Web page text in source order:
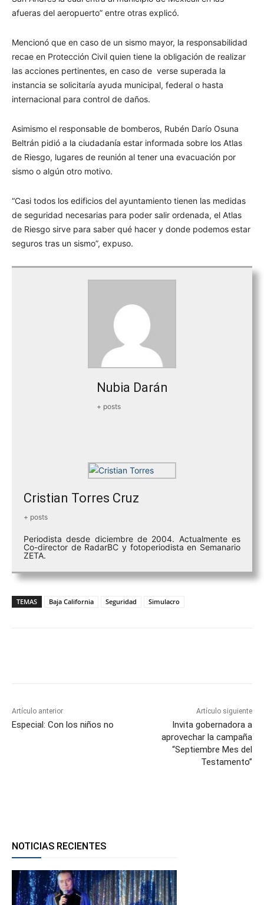
afueras del aeropuerto” entre otras explicó.
Mencionó que en caso de un sismo mayor, la responsabilidad
recae en Protección Civil quien tiene la obligación de realizar
las acciones pertinentes, en caso de verse superada la
instancia se solicitaría ayuda municipal, federal o hasta
internacional para control de daños.
Asimismo el responsable de bomberos, Rubén Darío Osuna
Beltrán pidió a la ciudadanía estar informada sobre los Atlas
de Riesgo, lugares de reunión al tener una evacuación por
sismo o algún otro motivo.
“Casi todos los edificios del ayuntamiento tienen las medidas
de seguridad necesarias para poder salir ordenada, el Atlas
de Riesgo sirve para saber qué hacer y donde podemos estar
seguros tras un sismo”, expuso.
Nubia Darán
+ posts
Cristian Torres Cruz
+ posts
Periodista desde diciembre de 2004. Actualmente es
Co-director de RadarBC y fotoperiodista en Semanario
ZETA.
TEMAS Baja California Seguridad Simulacro
Artículo anterior
Especial: Con los niños no
Artículo siguiente
Invita gobernadora a
aprovechar la campaña
“Septiembre Mes del
Testamento”
NOTICIAS RECIENTES